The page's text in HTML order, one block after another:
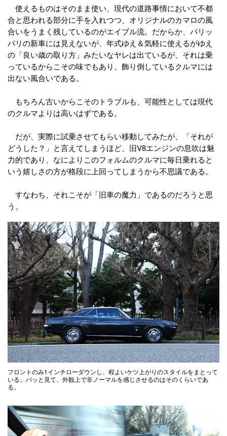
使えるものはそのまま使い、現代の道路事情において不都
合と思われる部分に手を入れつつ、オリジナルのカマロの風
合いをうまく残しているのがエイブル流。だからか、パリッ
パリの新車には見えないが、年式ゆえ＆気軽に使えるがゆえ
の「良い歳の取り方」みたいなヤレは出ているが、それは乗
っているからこその味でもあり、飾り倒しているクルマには
出ない風合いである。
もちろん古いからこそのトラブルも、可能性としては現代
のクルマよりは高いはずである。
だが、実際に試乗させてもらい移動してみたが、「それが
どうした？」と言えてしまうほど、旧V8エンジンの息吹は魅
力的であり、なによりこのフォルムのクルマに毎日乗れると
いう嬉しさの方が格段に上回ってしまうから不思議である。
すなわち、それこそが「旧車の魔力」であるのだろうと思
う。
フロントのみ1インチローダウンし、程よいケツ上がりのスタイルをまとって
いる。パッと見て、外観上で非ノーマルを感じさせるのはそのくらいであ
る。